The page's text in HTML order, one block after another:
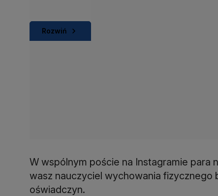
Rozwiń
W wspólnym poście na Instagramie para
wasz nauczyciel wychowania fizycznego
oświadczyn.